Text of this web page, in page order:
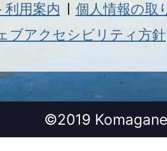
利用案内
個人情報の取
ブアクセシビリティ方針
©2019